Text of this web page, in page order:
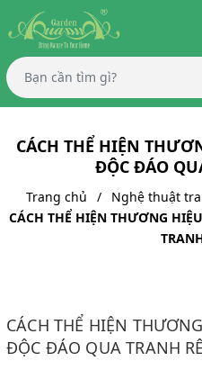
CÁCH THỂ HIỆN
ĐỘC ĐÁO
Trang chủ
Nghệ thuật
CÁCH THỂ HIỆN THƯƠNG
CÁCH THỂ HIỆN
ĐỘC ĐÁO QUA TRANH